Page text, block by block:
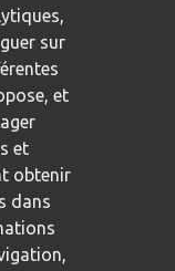
sur
et
et
obtenir
dans